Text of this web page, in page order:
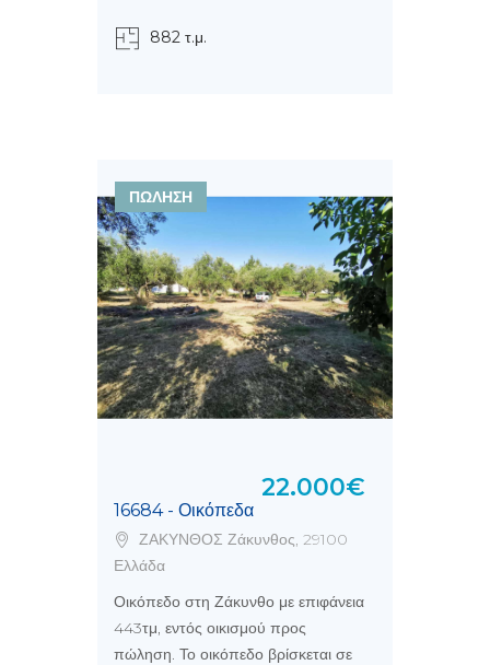
882 τ.μ.
ΠΩΛΗΣΗ
16684 - Οικόπεδα
22.000€
ΖΑΚΥΝΘΟΣ Ζάκυνθος, 29100
Ελλάδα
Οικόπεδο στη Ζάκυνθο με επιφάνεια
443τμ, εντός οικισμού προς
πώληση. Το οικόπεδο βρίσκεται σε